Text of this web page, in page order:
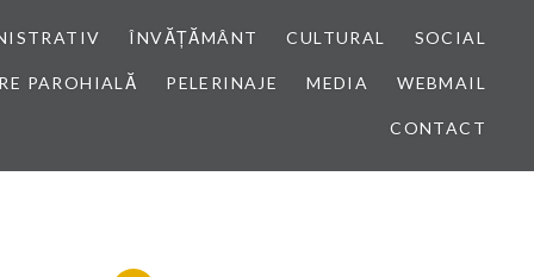
ÎNVĂȚĂMÂNT CULTURAL SOCIAL
PAROHIALĂ PELERINAJE MEDIA WEBMAIL
CONTACT